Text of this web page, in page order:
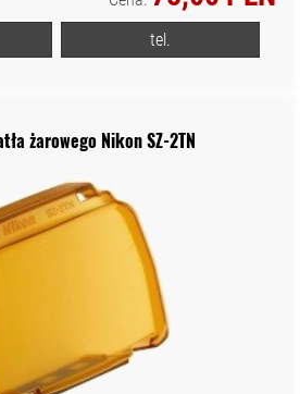
tel.
żarowego Nikon SZ-2TN
OBIEKTYWY
I
OSŁONY
SPRZĘT AUDIO
OPTYCZNY I
OBSERWACYJNY